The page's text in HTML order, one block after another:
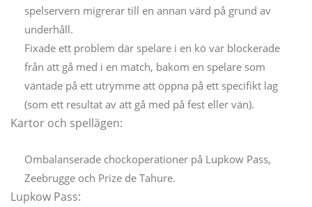
spelservern migrerar till en annan värd på grund av
underhåll.
Fixade ett problem där spelare i en kö var blockerade
från att gå med i en match, bakom en spelare som
väntade på ett utrymme att öppna på ett specifikt lag
(som ett resultat av att gå med på fest eller vän).
Kartor och spellägen:
Ombalanserade chockoperationer på Lupkow Pass,
Zeebrugge och Prize de Tahure.
Lupkow Pass: